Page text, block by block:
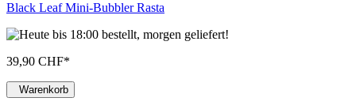
Black Leaf Mini-Bubbler Rasta
39,90 CHF*
Warenkorb